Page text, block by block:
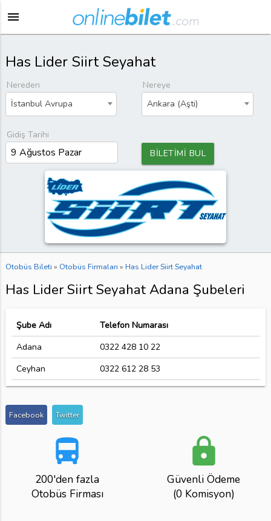
menu
Has Lider Siirt Seyahat
Nereden
İstanbul Avrupa
Nereye
Ankara (Aşti)
Gidiş Tarihi
BİLETİMİ BUL
Otobüs Bileti » Otobüs Firmaları » Has Lider Siirt Seyahat
Has Lider Siirt Seyahat Adana Şubeleri
Şube Adı
Telefon Numarası
Adana
0322 428 10 22
Ceyhan
0322 612 28 53
Facebook Twitter
directions_bus
200'den fazla
Otobüs Firması
lock
Güvenli Ödeme
(0 Komisyon)